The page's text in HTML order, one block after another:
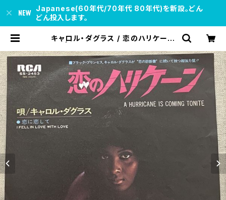
Japanese(60年代/70年代 80年代)を新設。どん
どん投入します。
キャロル・ダグラス / 恋のハリケーン